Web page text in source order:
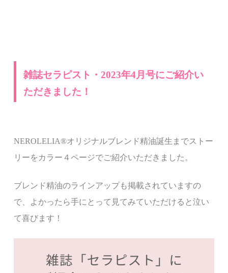
雑誌セラピスト・2023年4月号にご紹介い
ただきました！
NEROLELIA®︎オリジナルブレンド精油誕生までストー
リーをカラー４ページでご紹介いただきました。
ブレンド精油のラインアップも掲載されていますの
で、よかったら手にとって見てみていただけると泣い
て喜びます！